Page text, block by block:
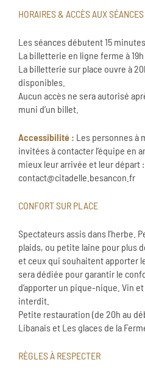
HORAIRES & ACCÈS AUX SÉANCES
Les séances débutent 15
La billetterie en ligne ferme à 19h
La billetterie sur place ouvre à
disponibles.
Aucun accès ne sera autorisé
muni d’un billet.
Accessibilité : Les personnes à
invitées à contacter l’équipe en
mieux leur arrivée et leur départ :
contact@citadelle.besancon.fr
CONFORT SUR PLACE
Spectateurs assis dans l’herbe.
plaids, ou petite laine pour plus
et ceux qui souhaitent apporter
sera dédiée pour garantir le
d’apporter un pique-nique. Vin
interdit.
Petite restauration (de 20h au
Libanais et Les glaces de la
RÈGLES À RESPECTER